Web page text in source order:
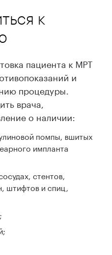
к
пациента к МРТ
и
процедуры.
врача,
о наличии:
помпы, вшитых
импланта
стентов,
штифтов и спиц,